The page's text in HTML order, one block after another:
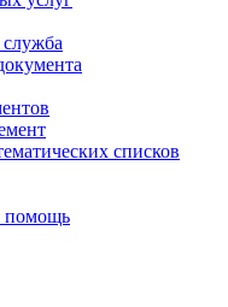
списков
помощь